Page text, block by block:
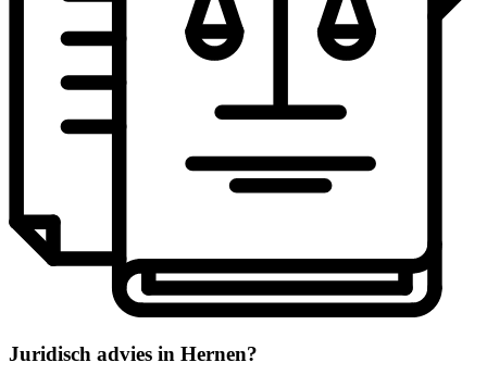
Juridisch advies in Hernen?